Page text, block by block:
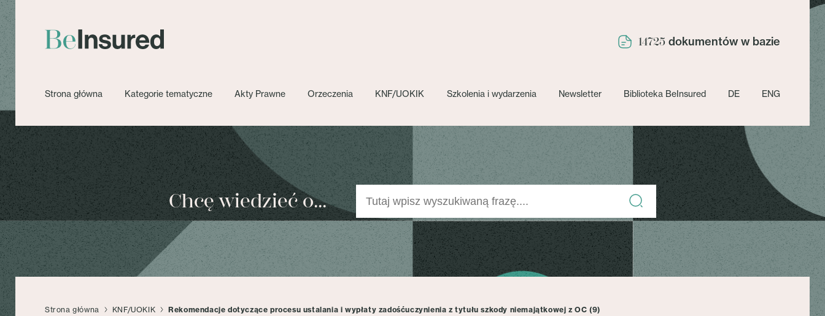
14725 dokumentów w bazie
Strona główna Kategorie tematyczne Akty Prawne Orzeczenia KNF/UOKIK Szkolenia i wydarzenia Newsletter Biblioteka BeInsured DE ENG
Chcę wiedzieć o...
Strona główna KNF/UOKIK Rekomendacje dotyczące procesu ustalania i wypłaty zadośćuczynienia z tytułu szkody niemajątkowej z OC (9)